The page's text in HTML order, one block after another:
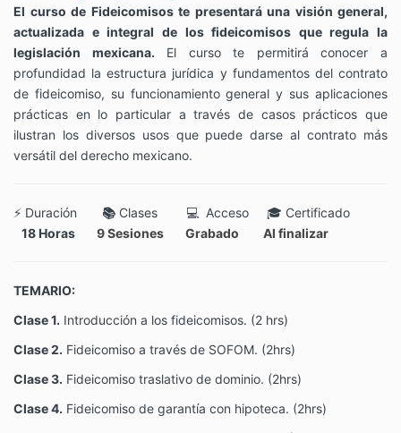
El curso de Fideicomisos te presentará una visión general,
actualizada e integral de los fideicomisos que regula la
legislación mexicana.
El curso te permitirá conocer a
profundidad la estructura jurídica y fundamentos del contrato
de fideicomiso, su funcionamiento general y sus aplicaciones
prácticas en lo particular a través de casos prácticos que
ilustran los diversos usos que puede darse al contrato más
versátil del derecho mexicano.
⚡ Duración 📚 Clases 💻 Acceso 🎓 Certificado
18 Horas 9 Sesiones Grabado Al finalizar
TEMARIO:
Clase 1. Introducción a los fideicomisos. (2 hrs)
Clase 2. Fideicomiso a través de SOFOM. (2hrs)
Clase 3. Fideicomiso traslativo de dominio. (2hrs)
Clase 4. Fideicomiso de garantía con hipoteca. (2hrs)